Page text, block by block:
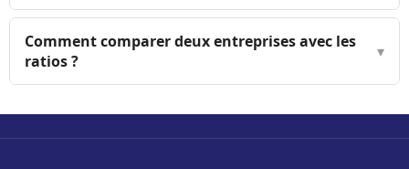
Comment comparer deux entreprises avec les
ratios ?
▾